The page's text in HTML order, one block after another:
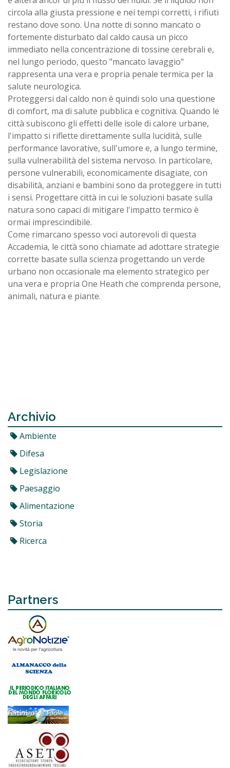
circola alla giusta pressione e nei tempi corretti, i rifiuti
restano dove sono. Una notte di sonno mancato o
fortemente disturbato dal caldo causa un picco
immediato nella concentrazione di tossine cerebrali e,
nel lungo periodo, questo "mancato lavaggio"
rappresenta una vera e propria penale termica per la
salute neurologica.
Proteggersi dal caldo non è quindi solo una questione
di comfort, ma di salute pubblica e cognitiva. Quando le
città subiscono gli effetti delle isole di calore urbane,
l'impatto si riflette direttamente sulla lucidità, sulle
performance lavorative, sull'umore e, a lungo termine,
sulla vulnerabilità del sistema nervoso. In particolare,
persone vulnerabili, economicamente disagiate, con
disabilità, anziani e bambini sono da proteggere in tutti
i sensi. Progettare città in cui le soluzioni basate sulla
natura sono capaci di mitigare l'impatto termico è
ormai imprescindibile.
Come rimarcano spesso voci autorevoli di questa
Accademia, le città sono chiamate ad adottare strategie
corrette basate sulla scienza progettando un verde
urbano non occasionale ma elemento strategico per
una vera e propria One Heath che comprenda persone,
animali, natura e piante.
Archivio
Ambiente
Difesa
Legislazione
Paesaggio
Alimentazione
Storia
Ricerca
Partners